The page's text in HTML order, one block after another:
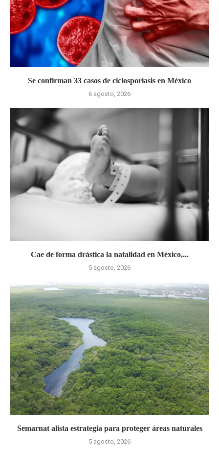
Se confirman 33 casos de ciclosporiasis en México
6 agosto, 2026
Cae de forma drástica la natalidad en México,...
5 agosto, 2026
Semarnat alista estrategia para proteger áreas naturales
5 agosto, 2026